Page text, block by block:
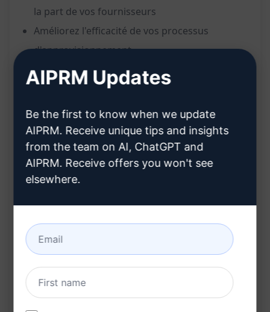
la part de vos fournisseurs
Améliorez l'efficacité de vos processus
d'approvisionnement
Augmentez la qualité des offres reçues
Économisez du temps en automatisant la
création de demandes de devis
Augmentez la compétitivité des offres grâce à
Réduisez les erreurs et les malentendus grâce
à des RFQ précis
Optimisez vos relations avec vos fournisseurs
en facilitant la communication
Améliorez la rentabilité de vos achats en
AIPRM Updates
Be the first to know when we update
AIPRM. Receive unique tips and insights
from the team on AI, ChatGPT and
AIPRM. Receive offers you won't see
elsewhere.